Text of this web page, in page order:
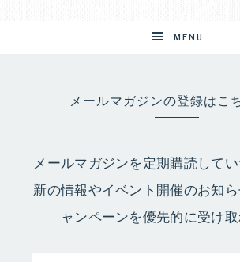
MENU
メールマガジンの登録はこ
メールマガジンを定期購読して
新の情報やイベント開催のお知
ャンペーンを優先的に受け取